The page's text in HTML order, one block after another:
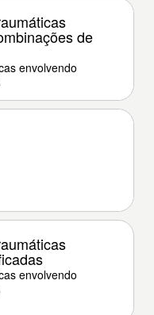
de
envolvendo
envolvendo